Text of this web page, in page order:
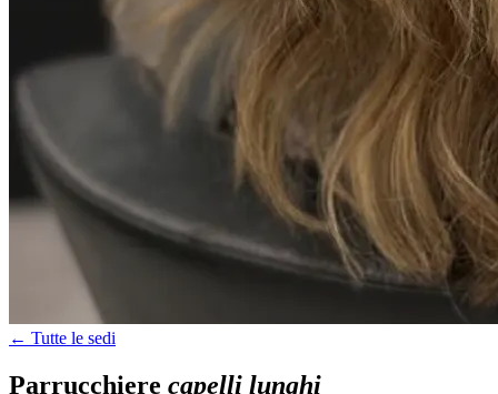
← Tutte le sedi
Parrucchiere capelli lunghi